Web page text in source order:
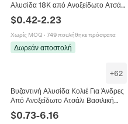
Αλυσίδα 18K από Ανοξείδωτο Ατσάλι
Για Γυναίκες Άνδρες Γεωμετρικό Φίδι
Box Link Βραχιόλι Κοσμήματα Δώρο
$0.42-2.23
Χωρίς MOQ · 749 πουλήθηκε πρόσφατα
Δωρεάν αποστολή
+62
Βυζαντινή Αλυσίδα Κολιέ Για Άνδρες
Από Ανοξείδωτο Ατσάλι Βασιλική
Αλυσίδα Πανκ Στιλ Κοσμήματα
Τετράγωνη Αγκράφα
$0.73-6.16